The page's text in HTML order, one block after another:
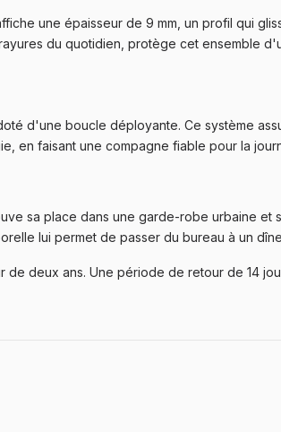
une épaisseur de 9 mm, un profil qui
du quotidien, protège cet ensemble
d'une boucle déployante. Ce système
en faisant une compagne fiable pour la
sa place dans une garde-robe urbaine et
lui permet de passer du bureau à un
de deux ans. Une période de retour de 14